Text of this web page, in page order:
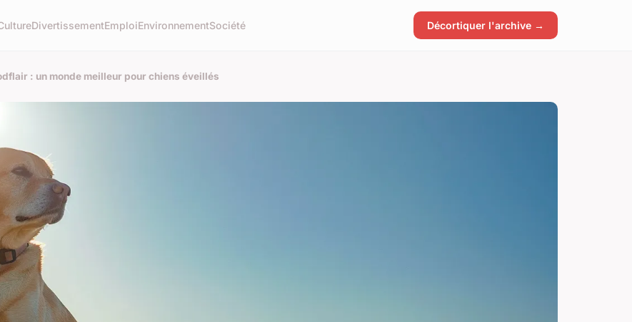
DivertissementEmploiEnvironnementSociété Décortiquer l'archive →
: un monde meilleur pour chiens éveillés